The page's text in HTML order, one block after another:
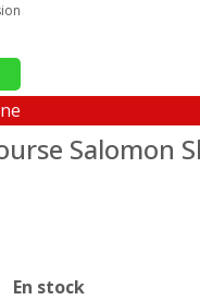
Salomon
En stock